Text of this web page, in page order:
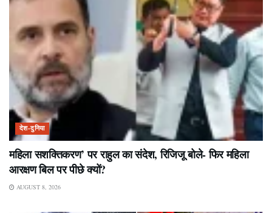
देश-दुनिया
महिला सशक्तिकरण’ पर राहुल का संदेश, रिजिजू बोले- फिर महिला
आरक्षण बिल पर पीछे क्यों?
AUGUST 8, 2026